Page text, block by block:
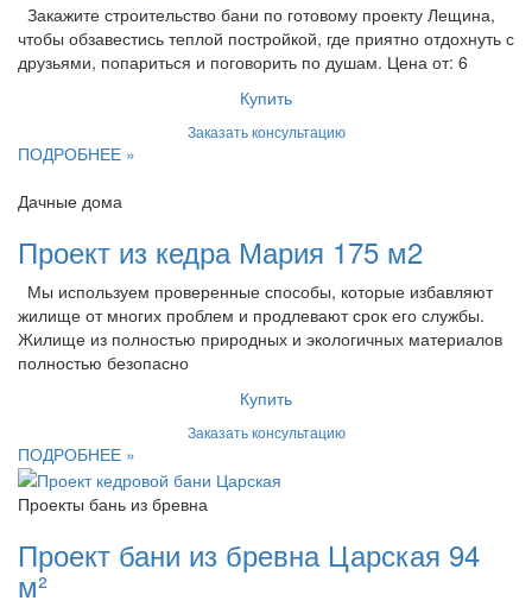
Закажите строительство бани по готовому проекту Лещина,
чтобы обзавестись теплой постройкой, где приятно отдохнуть с
друзьями, попариться и поговорить по душам. Цена от: 6
Купить
Заказать консультацию
ПОДРОБНЕЕ »
Дачные дома
Проект из кедра Мария 175 м2
Мы используем проверенные способы, которые избавляют
жилище от многих проблем и продлевают срок его службы.
Жилище из полностью природных и экологичных материалов
полностью безопасно
Купить
Заказать консультацию
ПОДРОБНЕЕ »
Проекты бань из бревна
Проект бани из бревна Царская 94
м²